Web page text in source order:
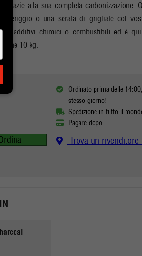
grazie alla sua completa carbonizzazione.
o una serata di grigliate col
additivi chimici o combustibili ed è
10 kg.
Ordinato prima delle
stesso giorno!
Spedizione in tutto il
Pagare dopo
Trova un rivenditore